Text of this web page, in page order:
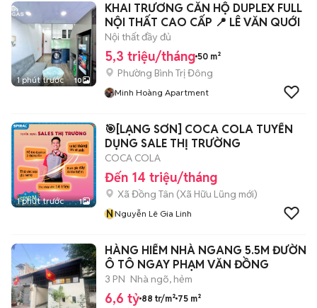
1 phút trước 10
KHAI TRƯƠNG CĂN HỘ DUPLEX FULL
NỘI THẤT CAO CẤP 📍 LÊ VĂN QUỚI
Nội thất đầy đủ
5,3 triệu/tháng 50 m²
Phường Bình Trị Đông
Minh Hoàng Apartment
1 phút trước 1
🎯[LẠNG SƠN] COCA COLA TUYỂN
DỤNG SALE THỊ TRƯỜNG
COCA COLA
Đến 14 triệu/tháng
Xã Đồng Tân (Xã Hữu Lũng mới)
NNguyễn Lê Gia Linh
HÀNG HIẾM NHÀ NGANG 5.5M
Ô TÔ NGAY PHẠM VĂN ĐỒNG
3 PN Nhà ngõ, hẻm
6,6 tỷ 88 tr/m² 75 m²